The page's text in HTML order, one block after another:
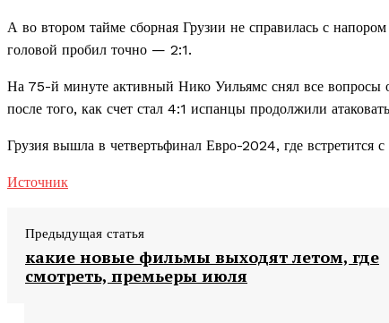
А во втором тайме сборная Грузии не справилась с
головой пробил точно — 2:1.
На 75-й минуте активный Нико Уильямс снял все вопросы
после того, как счет стал 4:1 испанцы продолжили
Грузия вышла в четвертьфинал Евро-2024, где встретится
Источник
Предыдущая статья
какие новые фильмы выходят летом, где
смотреть, премьеры июля